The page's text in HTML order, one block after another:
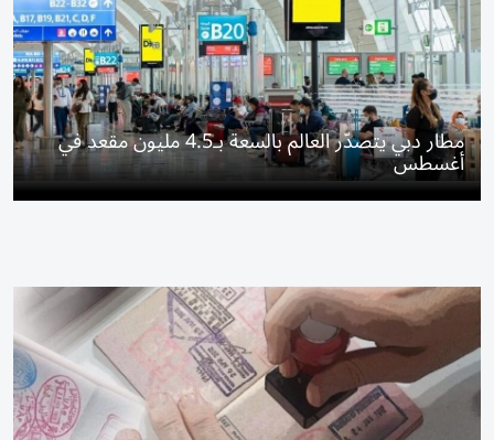
مطار دبي يتصدّر العالم بالسعة بـ4.5 مليون مقعد في
أغسطس